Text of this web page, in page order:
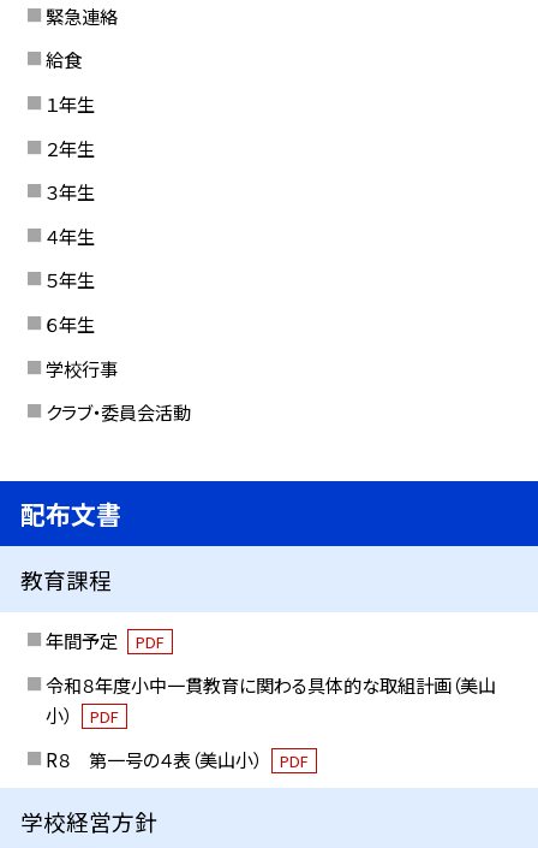
緊急連絡
給食
１年生
２年生
３年生
４年生
５年生
６年生
学校行事
クラブ・委員会活動
配布文書
教育課程
年間予定 PDF
令和８年度小中一貫教育に関わる具体的な取組計画（美山
小）
PDF
R８ 第一号の４表（美山小） PDF
学校経営方針